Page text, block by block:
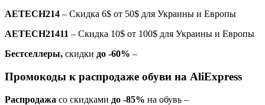
AETECH214 – Скидка 6$ от 50$ для Украины и Европы
AETECH21411 – Скидка 10$ от 100$ для Украины и Европы
Бестселлеры, скидки до -60% –
Промокоды к распродаже обуви на AliExpress
Распродажа со скидками до -85% на обувь –